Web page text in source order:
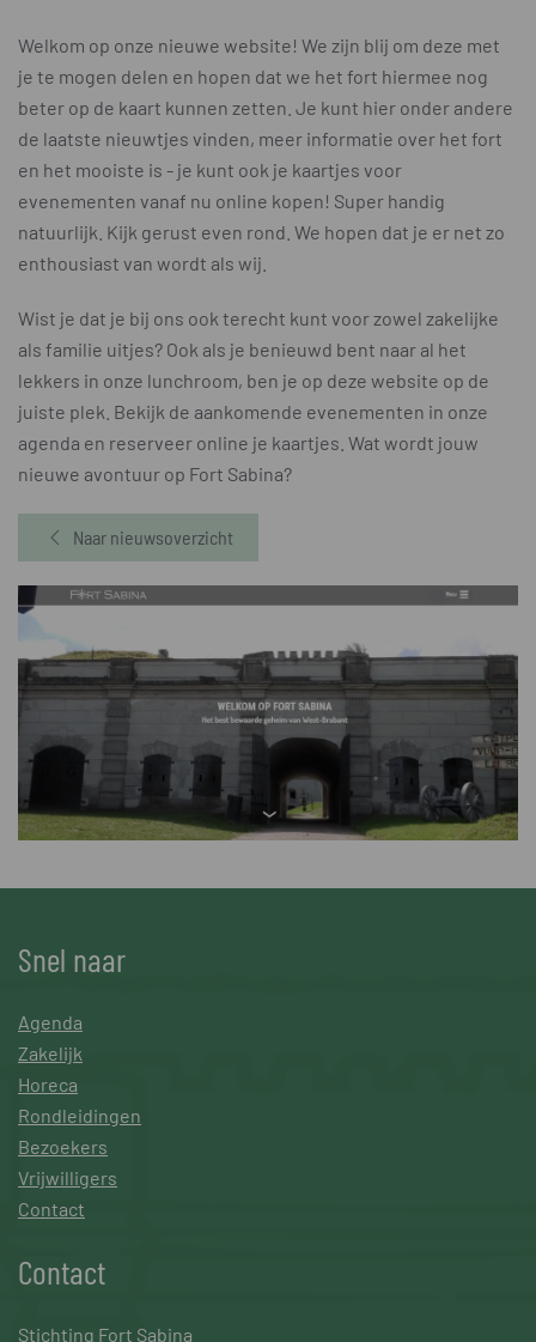
Welkom op onze nieuwe website! We zijn blij om deze met
je te mogen delen en hopen dat we het fort hiermee nog
beter op de kaart kunnen zetten. Je kunt hier onder andere
de laatste nieuwtjes vinden, meer informatie over het fort
en het mooiste is - je kunt ook je kaartjes voor
evenementen vanaf nu online kopen! Super handig
natuurlijk. Kijk gerust even rond. We hopen dat je er net zo
enthousiast van wordt als wij.
Wist je dat je bij ons ook terecht kunt voor zowel zakelijke
als familie uitjes? Ook als je benieuwd bent naar al het
lekkers in onze lunchroom, ben je op deze website op de
juiste plek. Bekijk de aankomende evenementen in onze
agenda en reserveer online je kaartjes. Wat wordt jouw
nieuwe avontuur op Fort Sabina?
Naar nieuwsoverzicht
Snel naar
Agenda
Zakelijk
Horeca
Rondleidingen
Bezoekers
Vrijwilligers
Contact
Contact
Stichting Fort Sabina